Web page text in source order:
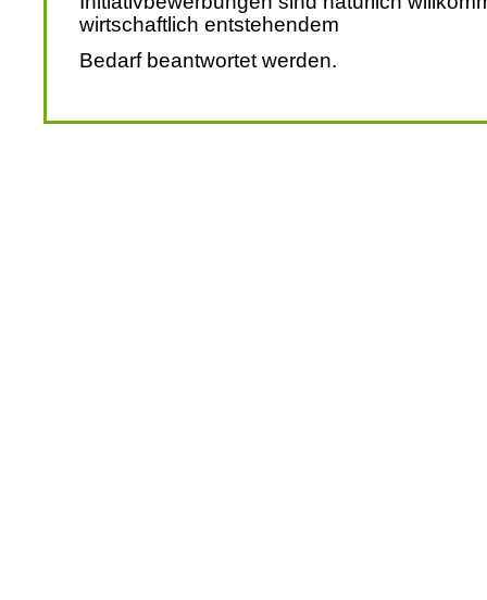
wirtschaftlich entstehendem
Bedarf beantwortet werden.